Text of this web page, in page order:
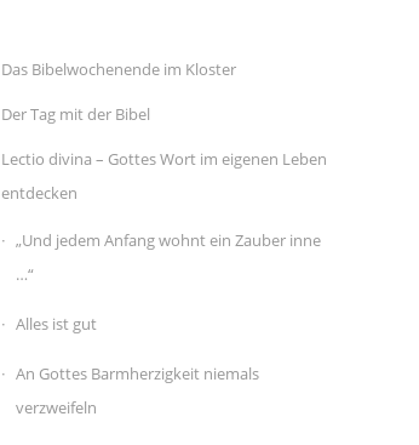
Das Bibelwochenende im Kloster
Der Tag mit der Bibel
Lectio divina – Gottes Wort im eigenen Leben
entdecken
„Und jedem Anfang wohnt ein Zauber inne
…“
Alles ist gut
An Gottes Barmherzigkeit niemals
verzweifeln